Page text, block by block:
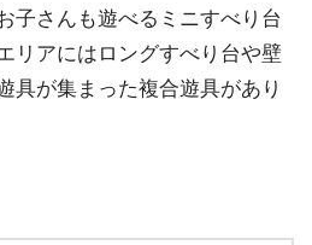
子さんも遊べるミニすべり台
リアにはロングすべり台や壁
具が集まった複合遊具があり